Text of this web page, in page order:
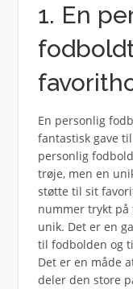
1. En
En personlig
fantastisk gave
personlig
trøje, men en
støtte til sit
nummer trykt
unik. Det er en
til fodbolden og
Det er en måde
deler den store